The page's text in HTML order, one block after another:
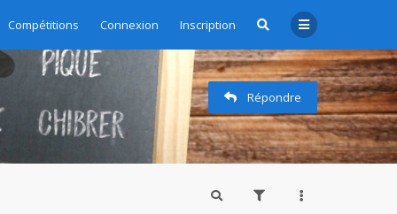
Compétitions Connexion Inscription
- Subscription management
Répondre